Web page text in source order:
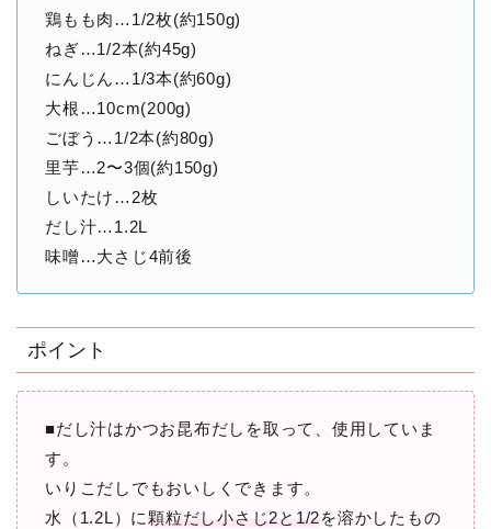
鶏もも肉…1/2枚(約150g)
ねぎ…1/2本(約45g)
にんじん…1/3本(約60g)
大根…10cm(200g)
ごぼう…1/2本(約80g)
里芋…2〜3個(約150g)
しいたけ…2枚
だし汁…1.2L
味噌…大さじ4前後
ポイント
■だし汁はかつお昆布だしを取って、使用していま
す。
いりこだしでもおいしくできます。
水（1.2L）に顆粒だし小さじ2と1/2を溶かしたもの